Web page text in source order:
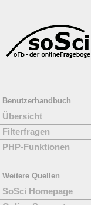
Benutzerhandbuch
Übersicht
Filterfragen
PHP-Funktionen
Weitere Quellen
SoSci Homepage